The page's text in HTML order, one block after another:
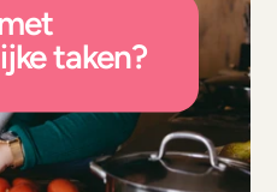
taken?